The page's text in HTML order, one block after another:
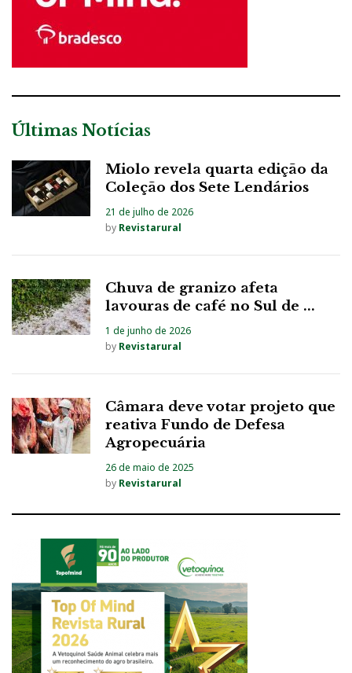
Últimas Notícias
Miolo revela quarta edição da
Coleção dos Sete Lendários
21 de julho de 2026
by Revistarural
Chuva de granizo afeta
lavouras de café no Sul de ...
1 de junho de 2026
by Revistarural
Câmara deve votar projeto que
reativa Fundo de Defesa
Agropecuária
26 de maio de 2025
by Revistarural